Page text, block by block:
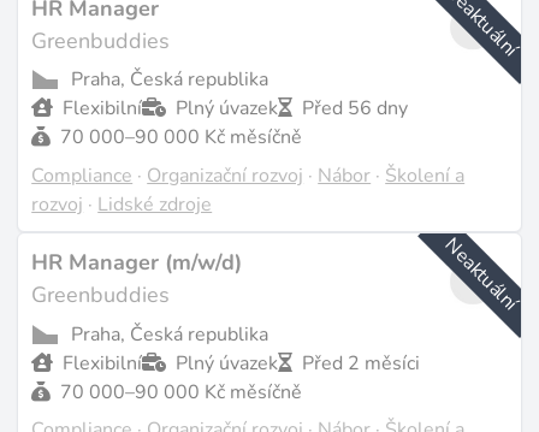
podíl pozic zaměřených na regulaci, právo a reporting
roste rychleji než poptávka po čistě technických rolích.
Proč je compliance v obnovitelných zdrojích
jiný
Ve většině odvětví znamená compliance dodržování
stabilního souboru pravidel. V obnovitelné energetice
se ale pravidla neustále mění. Samotná regulatorní
architektura EU zahrnuje
SFDR, EU Taxonomii, směrnici o energetické účinnosti
i kybernetickou směrnici NIS2 - každý předpis s jinými
prahovými hodnotami, časovými rámci a standardy
Neaktuální
HR Manager
Greenbuddies
Praha, Česká republika
Flexibilní
Plný úvazek
Před 56 dny
70 000–90 000 Kč měsíčně
Compliance · Organizační rozvoj · Nábor · Školení a
rozvoj · Lidské zdroje
Neaktuální
HR Manager (m/w/d)
Greenbuddies
Praha, Česká republika
Flexibilní
Plný úvazek
Před 2 měsíci
70 000–90 000 Kč měsíčně